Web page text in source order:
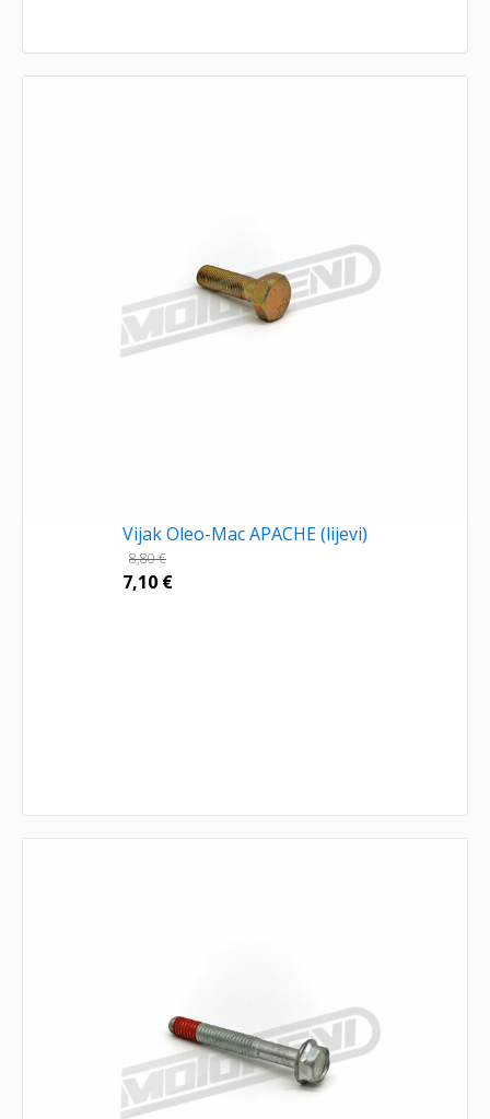
Vijak Oleo-Mac APACHE (lijevi)
8,80€
7,10 €